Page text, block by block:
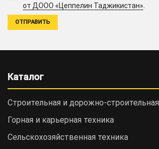
от ДООО «Цеппелин Таджикистан».
Каталог
Строительная и дорожно-
Горная и карьерная техника
Сельскохозяйственная техника